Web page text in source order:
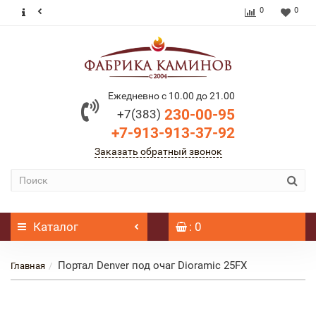
0 0
Ежедневно с 10.00 до 21.00
+7(383) 230-00-95
+7-913-913-37-92
Заказать обратный звонок
Каталог : 0
Главная Портал Denver под очаг Dioramic 25FX